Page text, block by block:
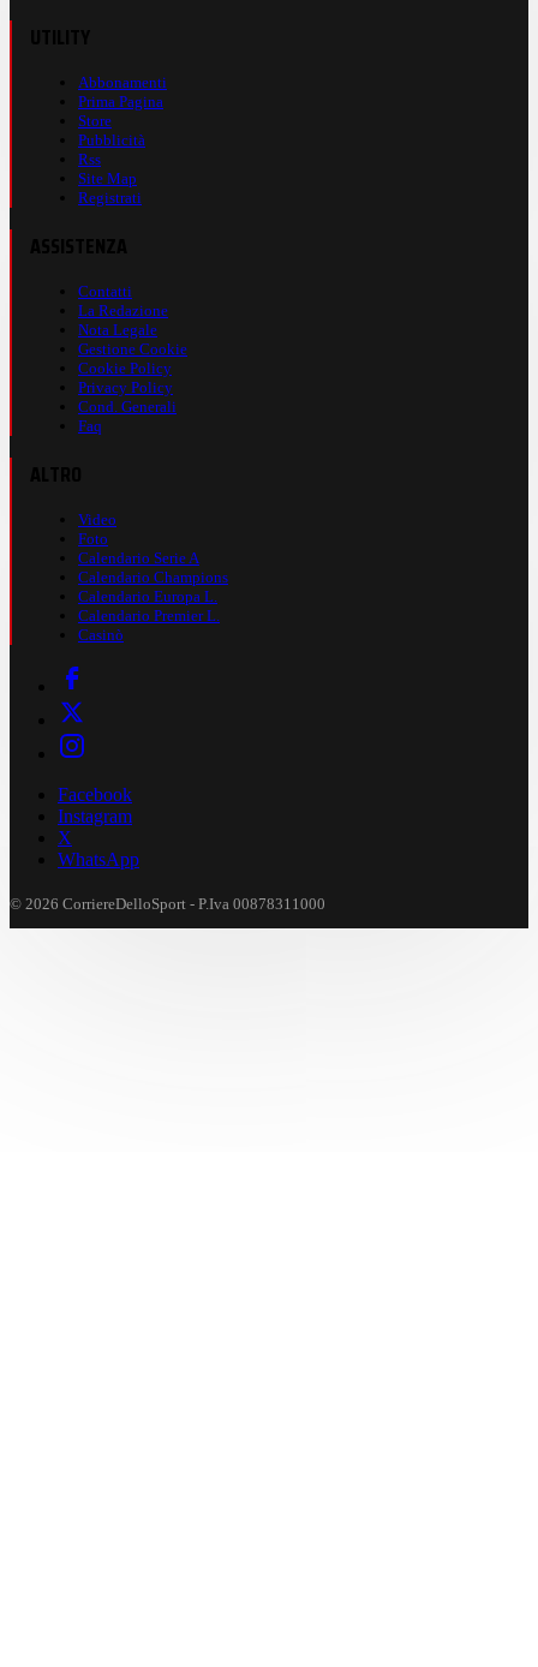
Abbonamenti
Prima Pagina
Store
Pubblicità
Rss
Site Map
Registrati
Contatti
La Redazione
Nota Legale
Gestione Cookie
Cookie Policy
Privacy Policy
Cond. Generali
Faq
Video
Foto
Calendario Serie A
Calendario Champions
Calendario Europa L.
Calendario Premier L.
Casinò
Facebook
Instagram
X
WhatsApp
© 2026 CorriereDelloSport - P.Iva 00878311000